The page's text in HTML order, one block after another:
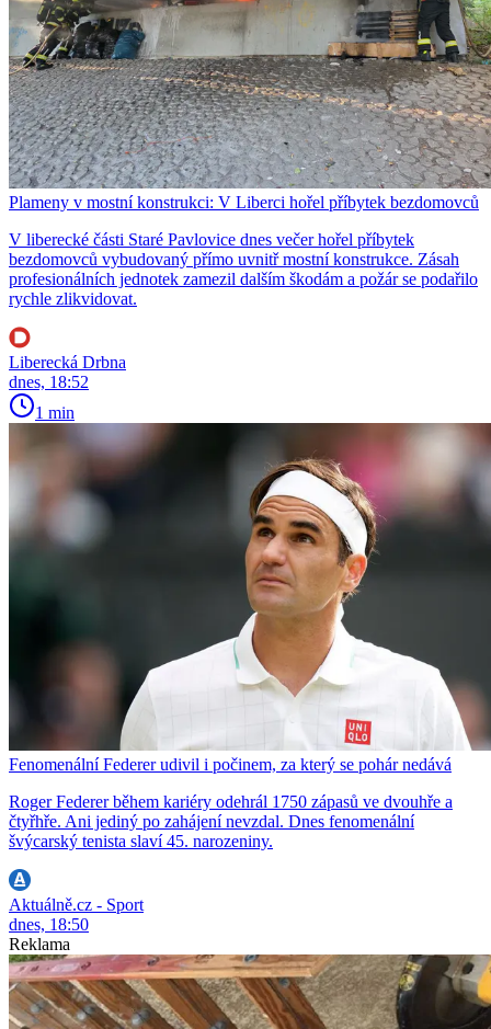
Plameny v mostní konstrukci: V Liberci hořel příbytek bezdomovců
V liberecké části Staré Pavlovice dnes večer hořel příbytek
bezdomovců vybudovaný přímo uvnitř mostní konstrukce. Zásah
profesionálních jednotek zamezil dalším škodám a požár se podařilo
rychle zlikvidovat.
Liberecká Drbna
dnes, 18:52
1 min
Fenomenální Federer udivil i počinem, za který se pohár nedává
Roger Federer během kariéry odehrál 1750 zápasů ve dvouhře a
čtyřhře. Ani jediný po zahájení nevzdal. Dnes fenomenální
švýcarský tenista slaví 45. narozeniny.
Aktuálně.cz - Sport
dnes, 18:50
Reklama